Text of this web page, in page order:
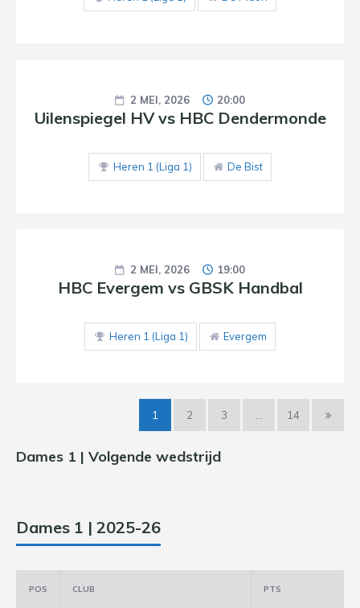
2 MEI, 2026 20:00
Uilenspiegel HV vs HBC Dendermonde
Heren 1 (Liga 1) De Bist
2 MEI, 2026 19:00
HBC Evergem vs GBSK Handbal
Heren 1 (Liga 1) Evergem
1 2 3 14
Dames 1 | Volgende wedstrijd
Dames 1 | 2025-26
POS CLUB PTS